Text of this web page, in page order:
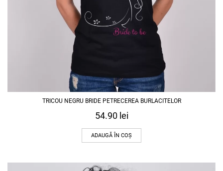
TRICOU NEGRU BRIDE PETRECEREA BURLACITELOR
54.90 lei
ADAUGĂ ÎN COȘ